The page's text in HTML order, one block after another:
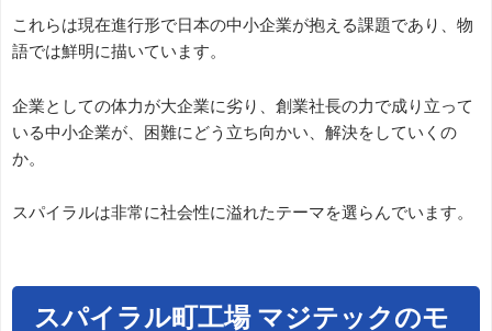
これらは現在進行形で日本の中小企業が抱える課題であり、物
語では鮮明に描いています。
企業としての体力が大企業に劣り、創業社長の力で成り立って
いる中小企業が、困難にどう立ち向かい、解決をしていくの
か。
スパイラルは非常に社会性に溢れたテーマを選らんでいます。
スパイラル町工場 マジテックのモ